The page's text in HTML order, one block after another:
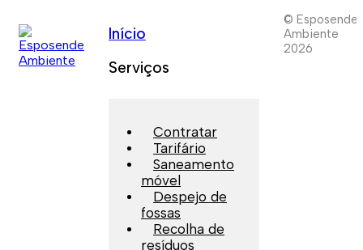
Início
Serviços
Contratar
Tarifário
Saneamento
móvel
Despejo de
fossas
Recolha de
resíduos
© Esposende
Ambiente
2026